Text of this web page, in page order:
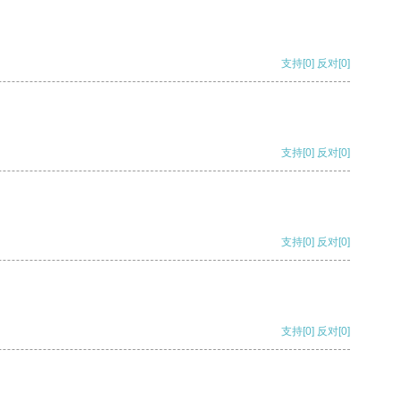
支持[0] 反对[0]
支持[0] 反对[0]
支持[0] 反对[0]
支持[0] 反对[0]